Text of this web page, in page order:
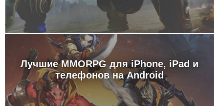
Лучшие MMORPG для iPhone, iPad и
телефонов на Android